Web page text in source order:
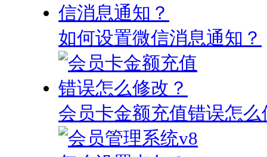
如何设置微信消息通知？
会员卡金额充值错误怎么